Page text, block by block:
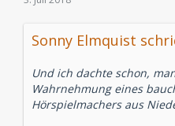
Sonny Elmquist
Und ich dachte schon,
Wahrnehmung eines
Hörspielmachers aus